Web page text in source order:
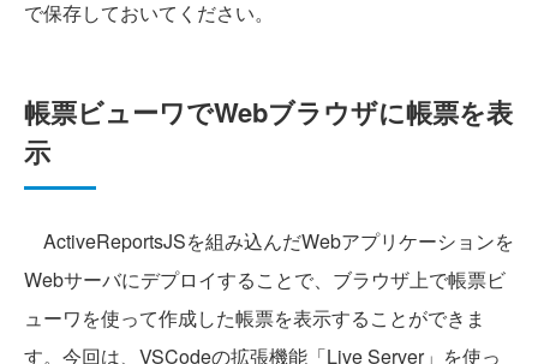
で保存しておいてください。
帳票ビューワでWebブラウザに帳票を表
示
ActiveReportsJSを組み込んだWebアプリケーションを
Webサーバにデプロイすることで、ブラウザ上で帳票ビ
ューワを使って作成した帳票を表示することができま
す。今回は、VSCodeの拡張機能「Live Server」を使っ